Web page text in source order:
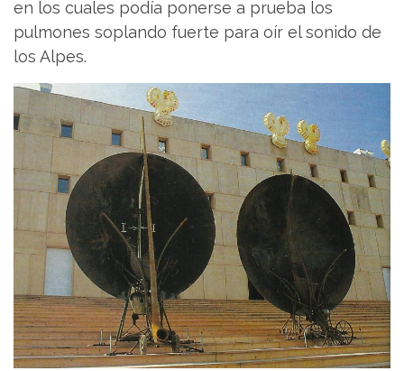
en los cuales podía ponerse a prueba los
pulmones soplando fuerte para oír el sonido de
los Alpes.